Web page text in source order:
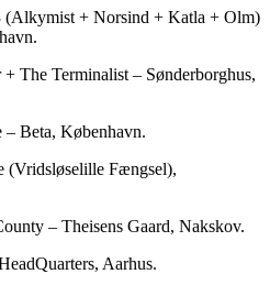
(Alkymist + Norsind + Katla + Olm)
The Terminalist – Sønderborghus,
Beta, København.
(Vridsløselille Fængsel),
– Theisens Gaard, Nakskov.
Aarhus.